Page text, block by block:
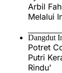
Arbil
Melalui
Dangdut
Potret
Putri
Rindu'